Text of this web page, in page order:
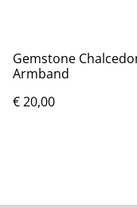
Gemstone
Armband
€ 20,00